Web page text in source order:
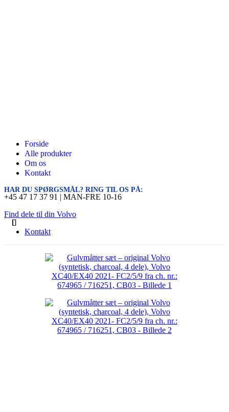
Forside
Alle produkter
Om os
Kontakt
HAR DU SPØRGSMÅL? RING TIL OS PÅ:
+45 47 17 37 91 | MAN-FRE 10-16
Find dele til din Volvo
Kontakt